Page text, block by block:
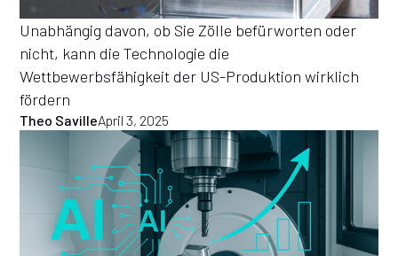
Unabhängig davon, ob Sie Zölle befürworten oder
nicht, kann die Technologie die
Wettbewerbsfähigkeit der US-Produktion wirklich
fördern
Theo SavilleApril 3, 2025